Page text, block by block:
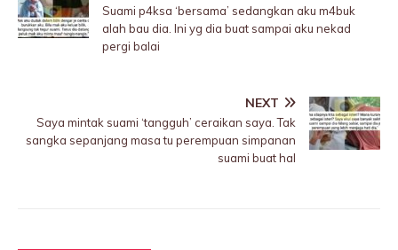
Suami p4ksa ‘bersama’ sedangkan aku m4buk
alah bau dia. Ini yg dia buat sampai aku nekad
pergi balai
NEXT
Saya mintak suami ‘tangguh’ ceraikan saya. Tak
sangka sepanjang masa tu perempuan simpanan
suami buat hal